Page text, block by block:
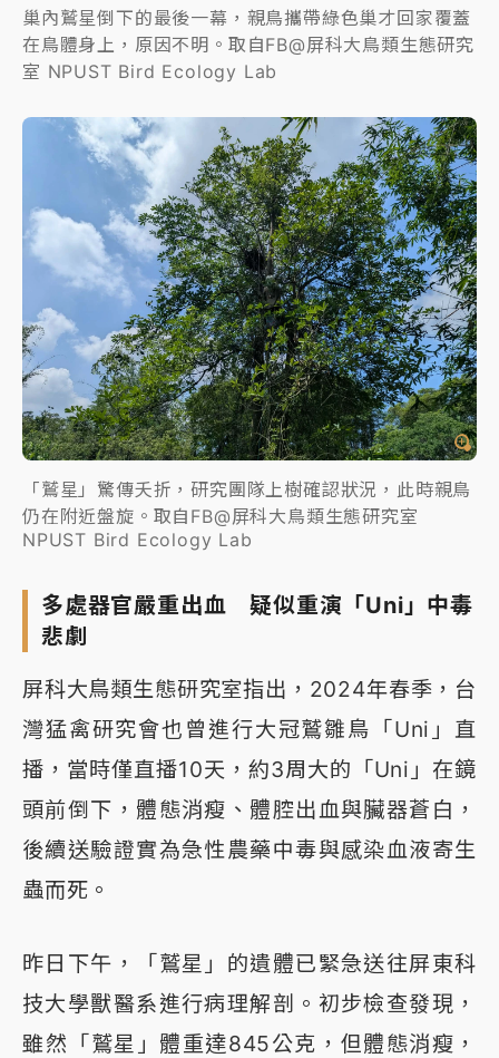
巢內鷲星倒下的最後一幕，親鳥攜帶綠色巢才回家覆蓋
在鳥體身上，原因不明。取自FB@屏科大鳥類生態研究
室 NPUST Bird Ecology Lab
「鷲星」驚傳夭折，研究團隊上樹確認狀況，此時親鳥
仍在附近盤旋。取自FB@屏科大鳥類生態研究室
NPUST Bird Ecology Lab
多處器官嚴重出血 疑似重演「Uni」中毒
悲劇
屏科大鳥類生態研究室指出，2024年春季，台
灣猛禽研究會也曾進行大冠鷲雛鳥「Uni」直
播，當時僅直播10天，約3周大的「Uni」在鏡
頭前倒下，體態消瘦、體腔出血與臟器蒼白，
後續送驗證實為急性農藥中毒與感染血液寄生
蟲而死。
昨日下午，「鷲星」的遺體已緊急送往屏東科
技大學獸醫系進行病理解剖。初步檢查發現，
雖然「鷲星」體重達845公克，但體態消瘦，